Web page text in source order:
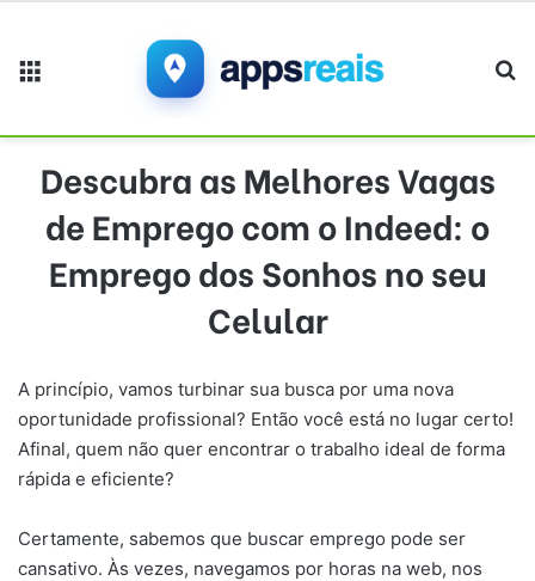
Descubra as Melhores Vagas
de Emprego com o Indeed: o
Emprego dos Sonhos no seu
Celular
A princípio, vamos turbinar sua busca por uma nova
oportunidade profissional? Então você está no lugar certo!
Afinal, quem não quer encontrar o trabalho ideal de forma
rápida e eficiente?
Certamente, sabemos que buscar emprego pode ser
cansativo. Às vezes, navegamos por horas na web, nos